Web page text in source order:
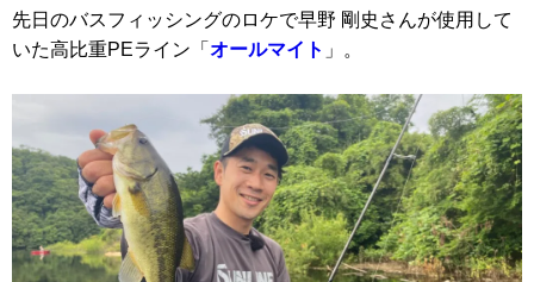
先日のバスフィッシングのロケで早野 剛史さんが使用して
いた高比重PEライン「 オールマイト 」。